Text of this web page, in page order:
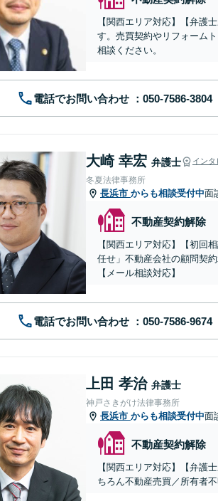
【関西エリア対応】【弁護
す。売買契約やリフォーム
相談ください。
電話でお問い合わせ
大崎 幸宏 弁護士 インタ
冬夏法律事務所
長浜市 からも相談受付中面
不動産契約解除
【関西エリア対応】【初回
任せ」不動産会社の顧問契
【メール相談対応】
電話でお問い合わせ
上田 孝治 弁護士
神戸さきがけ法律事務所
長浜市 からも相談受付中面
不動産契約解除
【関西エリア対応】【弁護
ちろん不動産売買／所有者